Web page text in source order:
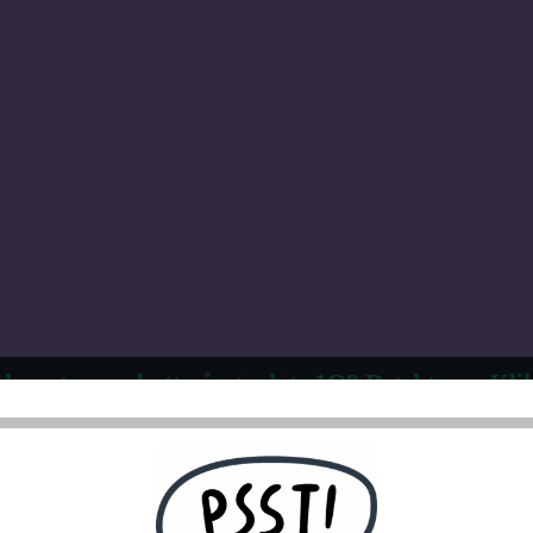
kvantumsrabatt på utvalgte 1Q8 Detektorer.